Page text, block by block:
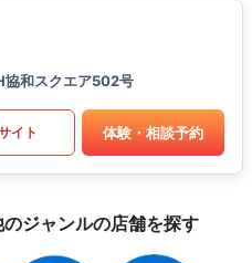
和スクエア502号
イト 体験・相談予約
ジャンルの店舗を探す